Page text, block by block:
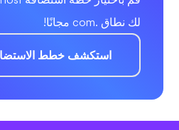
لك نطاق .com مجانًا!
استكشف خطط